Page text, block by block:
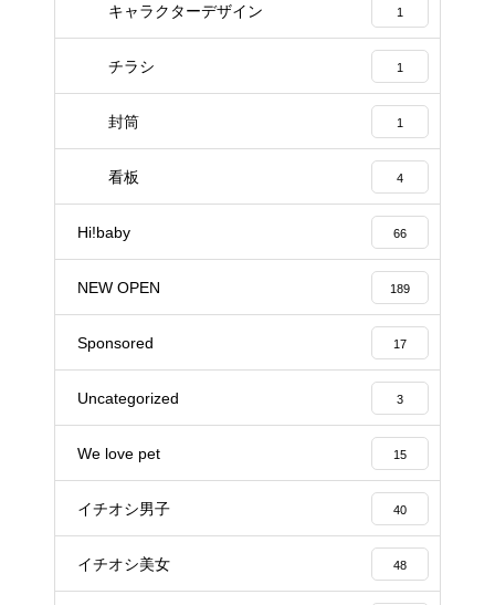
キャラクターデザイン 1
チラシ 1
封筒 1
看板 4
Hi!baby 66
NEW OPEN 189
Sponsored 17
Uncategorized 3
We love pet 15
イチオシ男子 40
イチオシ美女 48